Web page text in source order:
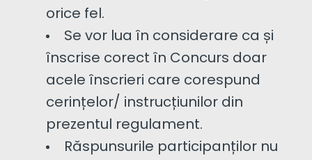
orice fel.
Se vor lua în considerare ca și
înscrise corect în Concurs doar
acele înscrieri care corespund
cerințelor/ instrucțiunilor din
prezentul regulament.
Răspunsurile participanților nu